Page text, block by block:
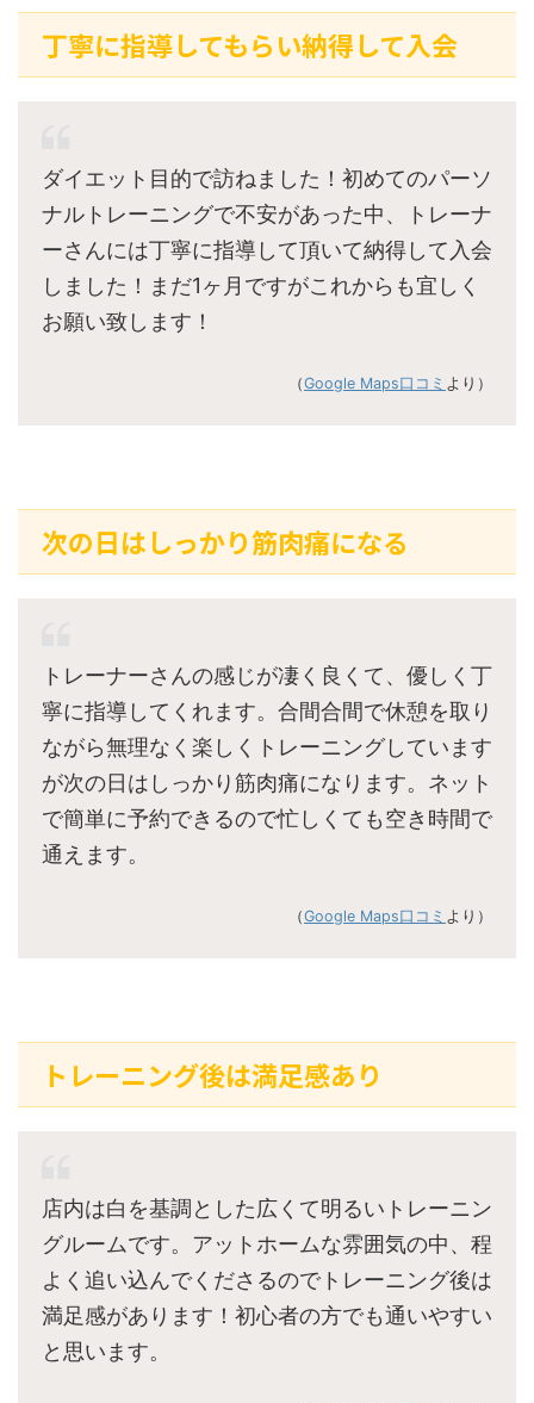
丁寧に指導してもらい納得して入会
ダイエット目的で訪ねました！初めてのパーソ
ナルトレーニングで不安があった中、トレーナ
ーさんには丁寧に指導して頂いて納得して入会
しました！まだ1ヶ月ですがこれからも宜しく
お願い致します！
（Google Maps口コミ より）
次の日はしっかり筋肉痛になる
トレーナーさんの感じが凄く良くて、優しく丁
寧に指導してくれます。合間合間で休憩を取り
ながら無理なく楽しくトレーニングしています
が次の日はしっかり筋肉痛になります。ネット
で簡単に予約できるので忙しくても空き時間で
通えます。
（Google Maps口コミ より）
トレーニング後は満足感あり
店内は白を基調とした広くて明るいトレーニン
グルームです。アットホームな雰囲気の中、程
よく追い込んでくださるのでトレーニング後は
満足感があります！初心者の方でも通いやすい
と思います。